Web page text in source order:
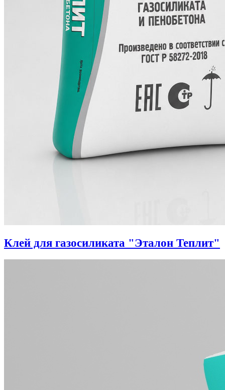
Клей для газосиликата "Эталон Теплит"